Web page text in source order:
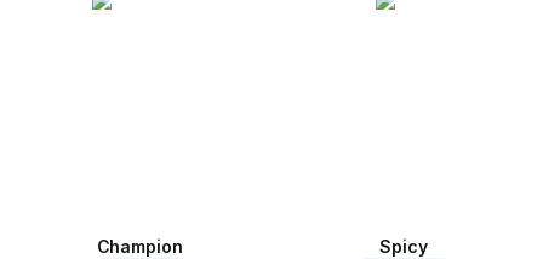
Champion Spicy